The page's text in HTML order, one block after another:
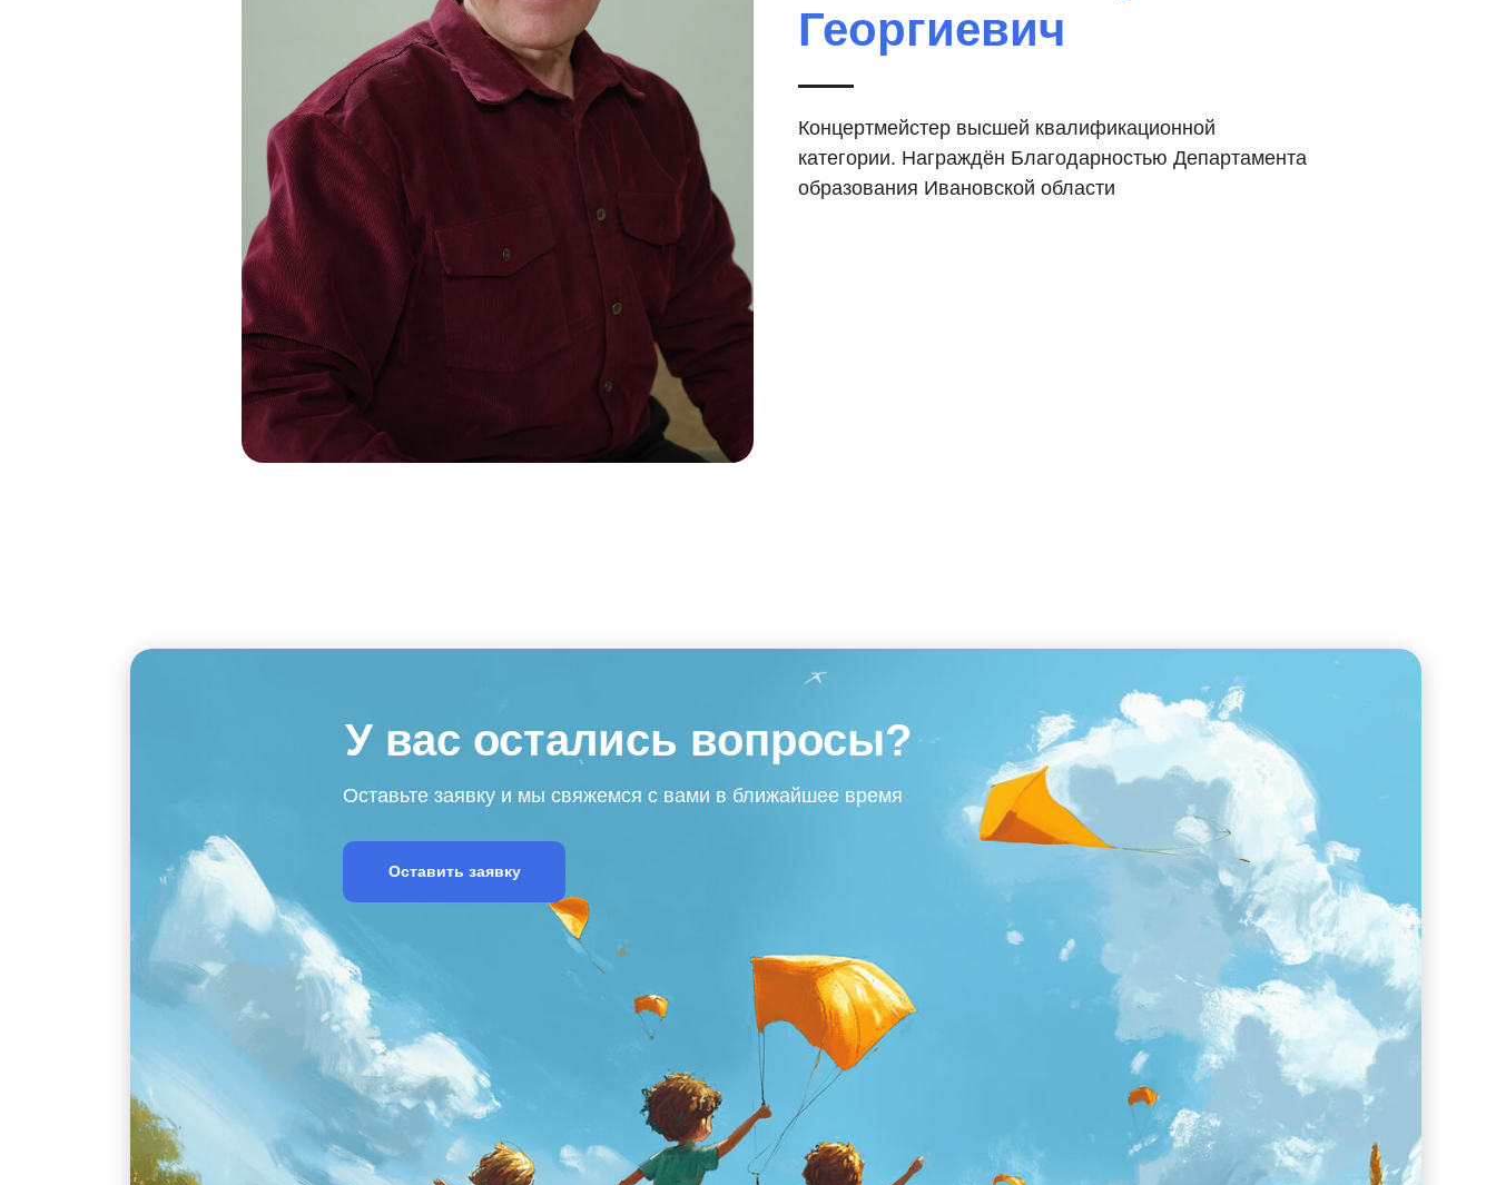
Георгиевич
Концертмейстер высшей квалификационной
категории. Награждён Благодарностью Департамента
образования Ивановской области
У вас остались вопросы?
Оставьте заявку и мы свяжемся с вами в ближайшее время
Оставить заявку